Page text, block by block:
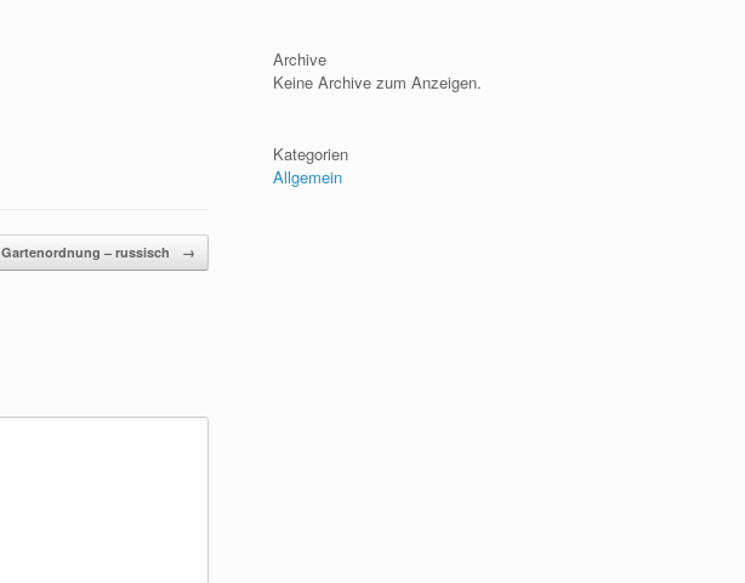
Gartenordnung – russisch →
Archive
Keine Archive zum Anzeigen.
Kategorien
Allgemein